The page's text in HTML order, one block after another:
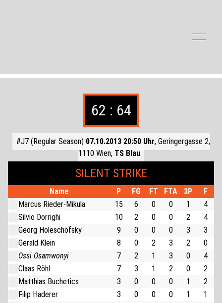
62 : 64
#J7 (Regular Season) 07.10.2013 20:50 Uhr, Geringergasse 2,
1110 Wien, TS Blau
SILENT STRIKE
Name P FG FT FTA 3P
F
Marcus Rieder-Mikula
15 6 0 0 1
4
Silvio Dorrighi
10 2 0 0 2
4
Georg Holeschofsky
9 0 0 0 3
3
Gerald Klein
8 0 2 3 2
0
Ossi Osamwonyi
7 2 1 3 0
4
Claas Röhl
7 3 1 2 0
2
Matthias Buchetics
3 0 0 0 1
2
Filip Haderer
3 0 0 0 1
1